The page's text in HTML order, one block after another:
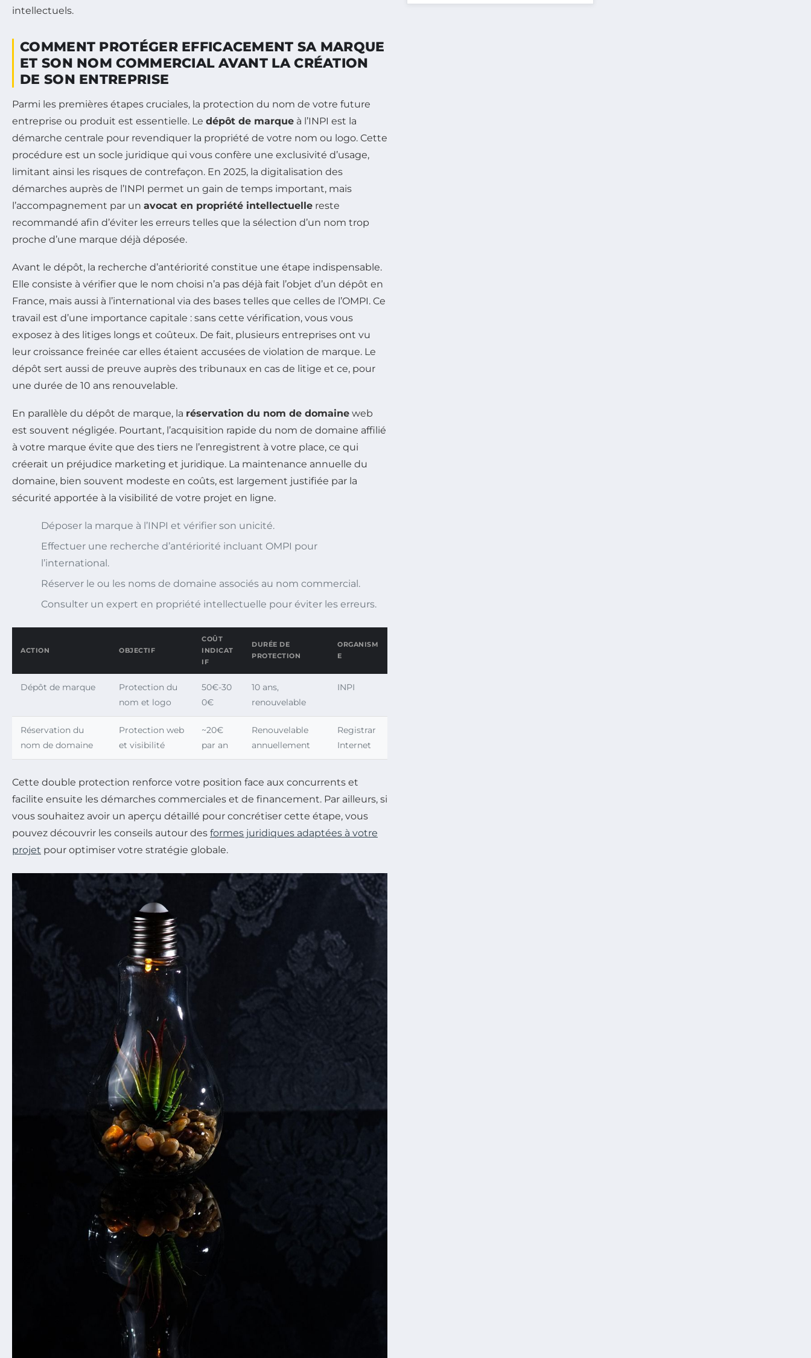
intellectuels.
COMMENT PROTÉGER EFFICACEMENT SA MARQUE
ET SON NOM COMMERCIAL AVANT LA CRÉATION
DE SON ENTREPRISE
Parmi les premières étapes cruciales, la protection du nom de votre future
entreprise ou produit est essentielle. Le dépôt de marque à l’INPI est la
démarche centrale pour revendiquer la propriété de votre nom ou logo. Cette
procédure est un socle juridique qui vous confère une exclusivité d’usage,
limitant ainsi les risques de contrefaçon. En 2025, la digitalisation des
démarches auprès de l’INPI permet un gain de temps important, mais
l’accompagnement par un avocat en propriété intellectuelle reste
recommandé afin d’éviter les erreurs telles que la sélection d’un nom trop
proche d’une marque déjà déposée.
Avant le dépôt, la recherche d’antériorité constitue une étape indispensable.
Elle consiste à vérifier que le nom choisi n’a pas déjà fait l’objet d’un dépôt en
France, mais aussi à l’international via des bases telles que celles de l’OMPI. Ce
travail est d’une importance capitale : sans cette vérification, vous vous
exposez à des litiges longs et coûteux. De fait, plusieurs entreprises ont vu
leur croissance freinée car elles étaient accusées de violation de marque. Le
dépôt sert aussi de preuve auprès des tribunaux en cas de litige et ce, pour
une durée de 10 ans renouvelable.
En parallèle du dépôt de marque, la réservation du nom de domaine web
est souvent négligée. Pourtant, l’acquisition rapide du nom de domaine affilié
à votre marque évite que des tiers ne l’enregistrent à votre place, ce qui
créerait un préjudice marketing et juridique. La maintenance annuelle du
domaine, bien souvent modeste en coûts, est largement justifiée par la
sécurité apportée à la visibilité de votre projet en ligne.
Déposer la marque à l’INPI et vérifier son unicité.
Effectuer une recherche d’antériorité incluant OMPI pour
l’international.
Réserver le ou les noms de domaine associés au nom commercial.
Consulter un expert en propriété intellectuelle pour éviter les erreurs.
ACTION OBJECTIF
COÛT
INDICAT
IF
DURÉE DE
PROTECTION
ORGANISM
E
Dépôt de marque
Protection du
nom et logo
50€-30
0€
10 ans,
renouvelable
INPI
Réservation du
nom de domaine
Protection web
et visibilité
~20€
par an
Renouvelable
annuellement
Registrar
Internet
Cette double protection renforce votre position face aux concurrents et
facilite ensuite les démarches commerciales et de financement. Par ailleurs, si
vous souhaitez avoir un aperçu détaillé pour concrétiser cette étape, vous
pouvez découvrir les conseils autour des formes juridiques adaptées à votre
projet pour optimiser votre stratégie globale.